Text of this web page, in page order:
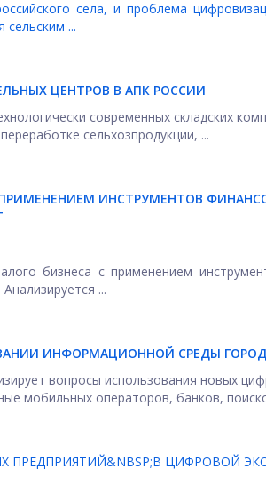
села, и проблема
сельским ...
ЦЕНТРОВ В АПК РОССИИ
современных складских
сельхозпродукции, ...
ИНСТРУМЕНТОВ
бизнеса с применением
...
ИНФОРМАЦИОННОЙ СРЕДЫ
вопросы использования новых
мобильных операторов, банков,
ЦИФРОВОЙ